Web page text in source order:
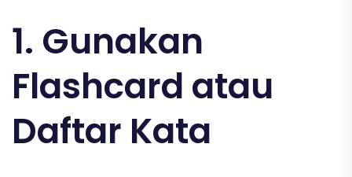
1. Gunakan
Flashcard atau
Daftar Kata